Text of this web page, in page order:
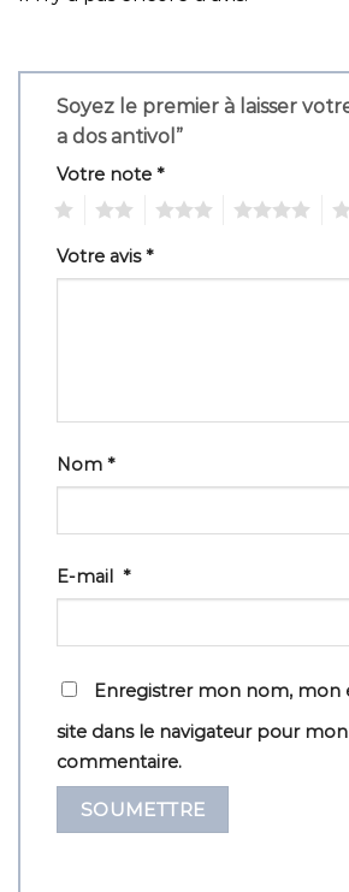
Soyez le premier à laisser
a dos antivol”
Votre note *
Votre avis*
Nom *
E-mail *
Enregistrer mon nom, mon
site dans le navigateur pour
commentaire.